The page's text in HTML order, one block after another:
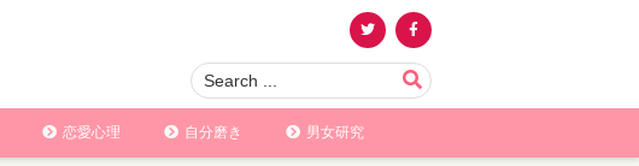
恋愛心理 自分磨き 男女研究